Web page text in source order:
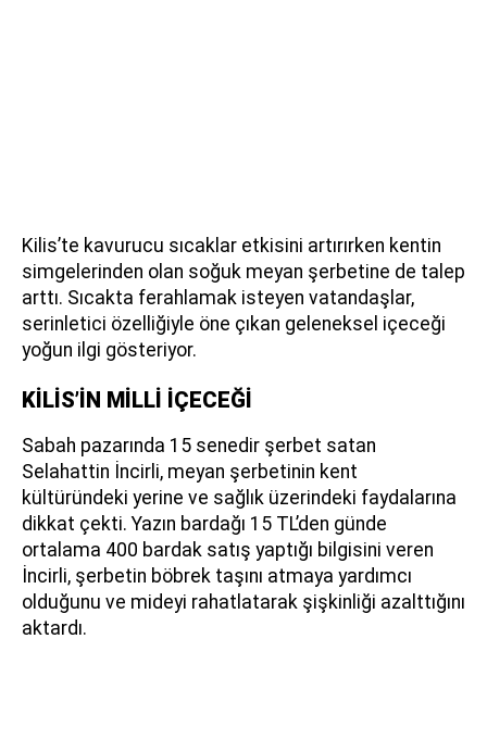
Kilis’te kavurucu sıcaklar etkisini artırırken kentin
simgelerinden olan soğuk meyan şerbetine de talep
arttı. Sıcakta ferahlamak isteyen vatandaşlar,
serinletici özelliğiyle öne çıkan geleneksel içeceği
yoğun ilgi gösteriyor.
KİLİS’İN MİLLİ İÇECEĞİ
Sabah pazarında 15 senedir şerbet satan
Selahattin İncirli, meyan şerbetinin kent
kültüründeki yerine ve sağlık üzerindeki faydalarına
dikkat çekti. Yazın bardağı 15 TL’den günde
ortalama 400 bardak satış yaptığı bilgisini veren
İncirli, şerbetin böbrek taşını atmaya yardımcı
olduğunu ve mideyi rahatlatarak şişkinliği azalttığını
aktardı.